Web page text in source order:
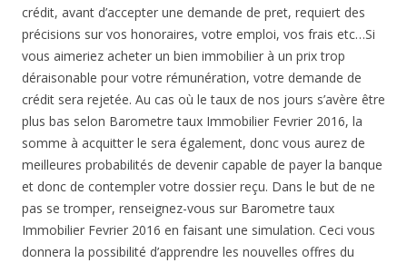
crédit, avant d’accepter une demande de pret, requiert des
précisions sur vos honoraires, votre emploi, vos frais etc…Si
vous aimeriez acheter un bien immobilier à un prix trop
déraisonable pour votre rémunération, votre demande de
crédit sera rejetée. Au cas où le taux de nos jours s’avère être
plus bas selon Barometre taux Immobilier Fevrier 2016, la
somme à acquitter le sera également, donc vous aurez de
meilleures probabilités de devenir capable de payer la banque
et donc de contempler votre dossier reçu. Dans le but de ne
pas se tromper, renseignez-vous sur Barometre taux
Immobilier Fevrier 2016 en faisant une simulation. Ceci vous
donnera la possibilité d’apprendre les nouvelles offres du